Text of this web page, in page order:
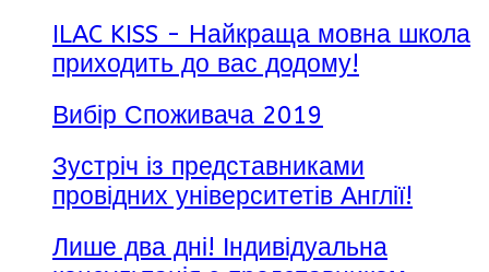
ILAC KISS - Найкраща мовна школа
приходить до вас додому!
Вибір Споживача 2019
Зустріч із представниками
провідних університетів Англії!
Лише два дні! Індивідуальна